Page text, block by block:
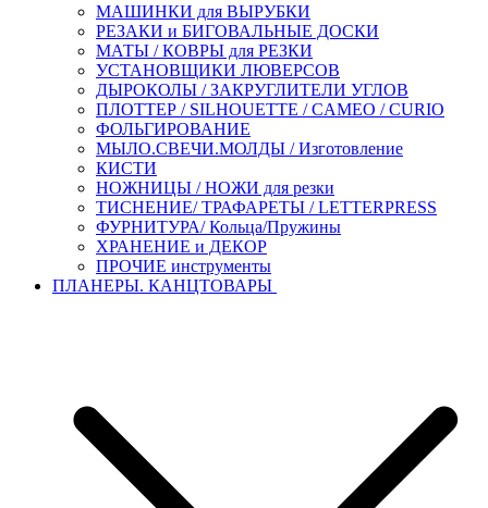
МАШИНКИ для ВЫРУБКИ
РЕЗАКИ и БИГОВАЛЬНЫЕ ДОСКИ
МАТЫ / КОВРЫ для РЕЗКИ
УСТАНОВЩИКИ ЛЮВЕРСОВ
ДЫРОКОЛЫ / ЗАКРУГЛИТЕЛИ УГЛОВ
ПЛОТТЕР / SILHOUETTE / CAMEO / CURIO
ФОЛЬГИРОВАНИЕ
МЫЛО.СВЕЧИ.МОЛДЫ / Изготовление
КИСТИ
НОЖНИЦЫ / НОЖИ для резки
ТИСНЕНИЕ/ ТРАФАРЕТЫ / LETTERPRESS
ФУРНИТУРА/ Кольца/Пружины
ХРАНЕНИЕ и ДЕКОР
ПРОЧИЕ инструменты
ПЛАНЕРЫ. КАНЦТОВАРЫ